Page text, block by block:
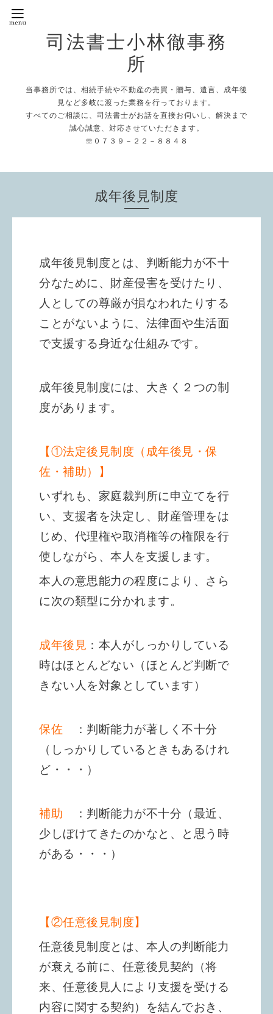
司法書士小林徹事務
所
当事務所では、相続手続や不動産の売買・贈与、遺言、成年後
見など多岐に渡った業務を行っております。
すべてのご相談に、司法書士がお話を直接お伺いし、解決まで
誠心誠意、対応させていただきます。
☏０７３９－２２－８８４８
成年後見制度
成年後見制度とは、判断能力が不十
分なために、財産侵害を受けたり、
人としての尊厳が損なわれたりする
ことがないように、 法律面や生活面
で支援する身近な仕組みです。
成年後見制度には、大きく２つの制
度があります。
【①法定後見制度（成年後見・保
佐・補助）】
いずれも、家庭裁判所に申立てを行
い、支援者を決定し、財産管理をは
じめ、代理権や取消権等の権限を行
使しながら、本人を支援します。
本人の意思能力の程度により、さら
に次の類型に分かれます。
成年後見 ：本人がしっかりしている
時はほとんどない （ほとんど判断で
きない人を対象としています）
保佐 ：判断能力が著しく不十分
（しっかりしているときもあるけれ
ど・・・）
補助 ：判断能力が不十分（最近、
少しぼけてきたのかなと、と思う時
がある・・・）
【②任意後見制度】
任意後見制度とは、本人の判断能力
が衰える前に、任意後見契約（将
来、任意後見人により支援を受ける
内容に関する契約）を結んでおき、